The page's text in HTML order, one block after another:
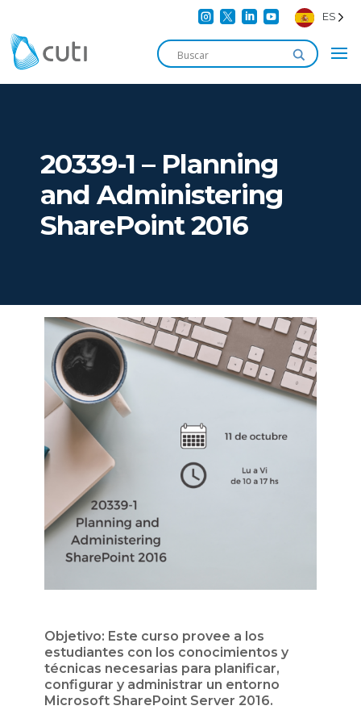
    ES
20339-1 – Planning
and Administering
SharePoint 2016
Objetivo: Este curso provee a los
estudiantes con los conocimientos y
técnicas necesarias para planificar,
configurar y administrar un entorno
Microsoft SharePoint Server 2016.